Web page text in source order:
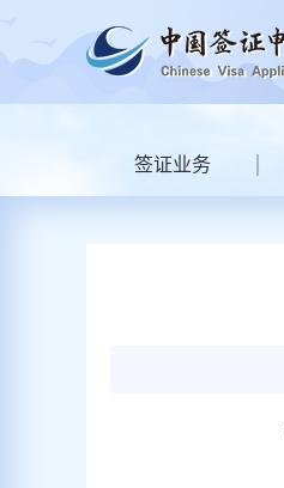
签证业务